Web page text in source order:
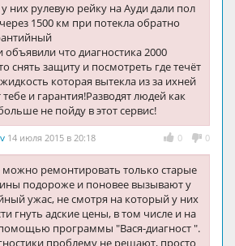
них рулевую рейку на Ауди дали пол
1500 км при потекла обратно
объявили что диагностика 2000
снять защиту и посмотреть где течёт
которая вытекла из за ихней
тебе и гарантия!Разводят людей как
не пойду в этот сервис!
0 0
14 июля 2015 в 20:18
можно ремонтировать только старые
подороже и поновее вызывают у
ужас, не смотря на который у них
гнуть адские цены, в том числе и на
помощью программы "Вася-диагност ".